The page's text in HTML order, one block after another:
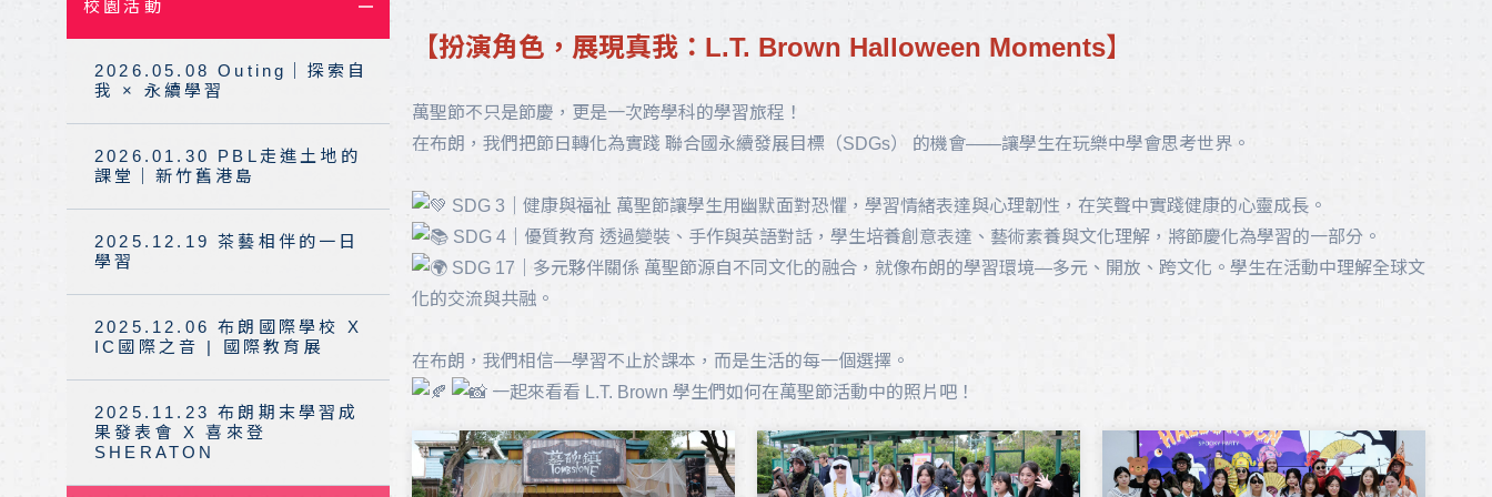
地理位置
校園活動
2026.05.08 Outing｜探索自
我 × 永續學習
2026.01.30 PBL走進土地的
課堂｜新竹舊港島
2025.12.19 茶藝相伴的一日
學習
2025.12.06 布朗國際學校 X
IC國際之音 | 國際教育展
2025.11.23 布朗期末學習成
果發表會 X 喜來登
SHERATON
【扮演角色，展現真我：L.T. Brown Halloween Moments】
萬聖節不只是節慶，更是一次跨學科的學習旅程！
在布朗，我們把節日轉化為實踐 聯合國永續發展目標（SDGs） 的機會——讓學生在玩樂中學會思考世界。
SDG 3｜健康與福祉 萬聖節讓學生用幽默面對恐懼，學習情緒表達與心理韌性，在笑聲中實踐健康的心靈成長。
SDG 4｜優質教育 透過變裝、手作與英語對話，學生培養創意表達、藝術素養與文化理解，將節慶化為學習的一部分。
SDG 17｜多元夥伴關係 萬聖節源自不同文化的融合，就像布朗的學習環境—多元、開放、跨文化。學生在活動中理解全球文
化的交流與共融。
在布朗，我們相信—學習不止於課本，而是生活的每一個選擇。
一起來看看 L.T. Brown 學生們如何在萬聖節活動中的照片吧！